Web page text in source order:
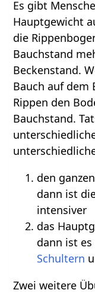
Es gibt
Hauptgewicht
die
Bauchstand
Beckenstand.
Bauch auf dem
Rippen den
Bauchstand.
den
dann ist
intensiver
das
dann ist
Schultern
Zwei weitere